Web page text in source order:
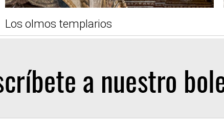
Los olmos templarios